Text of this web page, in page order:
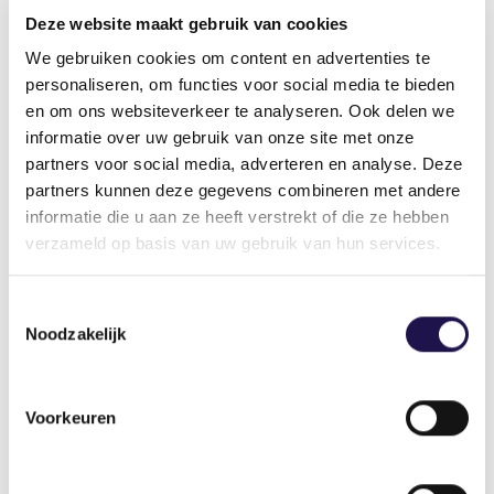
Deze website maakt gebruik van cookies
We gebruiken cookies om content en advertenties te
personaliseren, om functies voor social media te bieden
en om ons websiteverkeer te analyseren. Ook delen we
informatie over uw gebruik van onze site met onze
partners voor social media, adverteren en analyse. Deze
partners kunnen deze gegevens combineren met andere
informatie die u aan ze heeft verstrekt of die ze hebben
verzameld op basis van uw gebruik van hun services.
Noodzakelijk
Voorkeuren
naar Beterkomen we immers met iedereen die
Auteur
Sieto de Leeuw
Voorzitter
Deel dit artikel